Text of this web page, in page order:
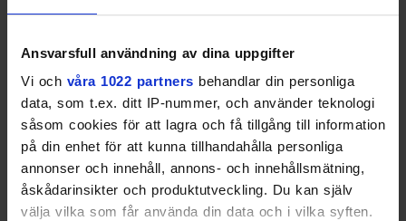
Ansvarsfull användning av dina uppgifter
Vi och våra 1022 partners behandlar din personliga
data, som t.ex. ditt IP-nummer, och använder teknologi
såsom cookies för att lagra och få tillgång till information
på din enhet för att kunna tillhandahålla personliga
annonser och innehåll, annons- och innehållsmätning,
åskådarinsikter och produktutveckling. Du kan själv
välja vilka som får använda din data och i vilka syften.
Annonsere med Lokaltidningen
Mitt i
Send en gratis forespørsel til oss og teamet vil
ta kontakt med deg så raskt som mulig.
Gratis
Få et prisforslag